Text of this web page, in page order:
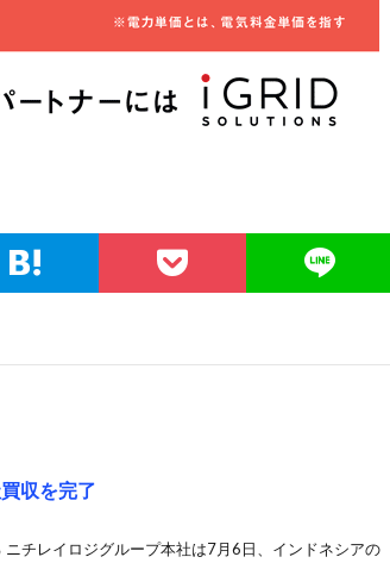
収を完了
チレイロジグループ本社は7月6日、インドネシアの